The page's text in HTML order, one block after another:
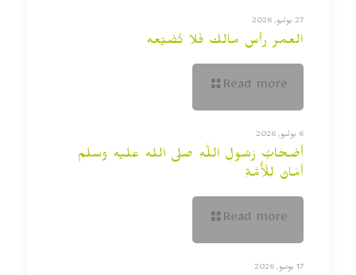
27 يوليو, 2026
العمر رأس مالك فلا تُضيّعه
Read more
6 يوليو, 2026
أَصْحَابُ رَسُولِ اللَّهِ صلى الله عليه وسلم
أَمَانٌ لِلْأُمَّةِ
Read more
17 يونيو, 2026